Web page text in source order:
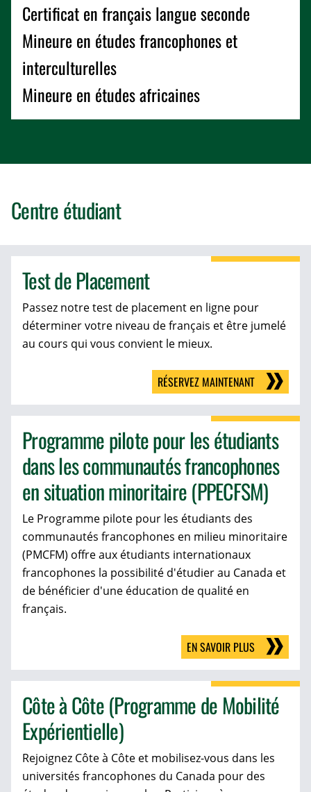
Certificat en français langue seconde
Mineure en études francophones et
interculturelles
Mineure en études africaines
Centre étudiant
Test de Placement
Passez notre test de placement en ligne pour
déterminer votre niveau de français et être jumelé
au cours qui vous convient le mieux.
RÉSERVEZ MAINTENANT
Programme pilote pour les étudiants
dans les communautés francophones
en situation minoritaire (PPECFSM)
Le Programme pilote pour les étudiants des
communautés francophones en milieu minoritaire
(PMCFM) offre aux étudiants internationaux
francophones la possibilité d'étudier au Canada et
de bénéficier d'une éducation de qualité en
français.
EN SAVOIR PLUS
Côte à Côte (Programme de Mobilité
Expérientielle)
Rejoignez Côte à Côte et mobilisez-vous dans les
universités francophones du Canada pour des